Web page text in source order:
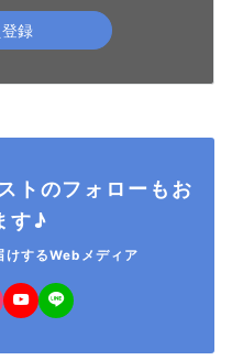
録
トのフォローもお
す♪
けするWebメディア